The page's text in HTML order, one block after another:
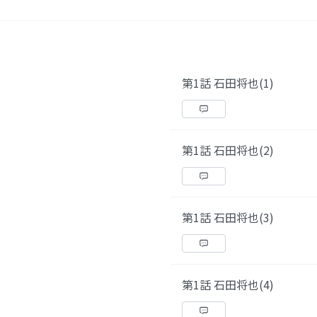
第1話 石田将也(1)
第1話 石田将也(2)
第1話 石田将也(3)
第1話 石田将也(4)